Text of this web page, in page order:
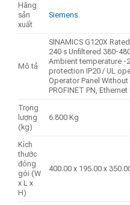
Hãng
sản
xuất
Siemens
Mô tả
SINAMICS G120X
240 s Unfiltered 380-
Ambient temperature -
protection IP20 / UL
Operator Panel
PROFINET PN, Ethernet
Trọng
lượng
(kg)
6.800 Kg
Kích
thước
đóng
gói (W
x L x
H)
400.00 x 195.00 x